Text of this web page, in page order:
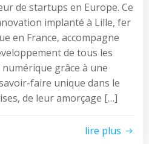
de startups en Europe. Ce
implanté à Lille, fer
en France, accompagne
de tous les
grâce à une
faire unique dans le
de leur amorçage […]
lire plus